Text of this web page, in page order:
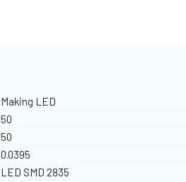
Making LED
50
50
0.0395
LED SMD 2835